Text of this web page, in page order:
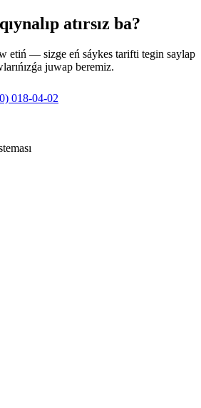
atırsız ba?
etiń — sizge eń sáykes tarifti tegin saylap
juwap beremiz.
018-04-02